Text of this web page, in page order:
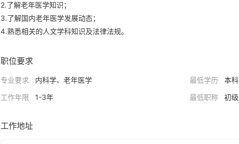
2.了解老年医学知识；
3.了解国内老年医学发展动态；
4.熟悉相关的人文学科知识及法律法规。
职位要求
专业要求 内科学、老年医学 最低学历
本科
工作年限
1-3年 最低职称 初级
工作地址